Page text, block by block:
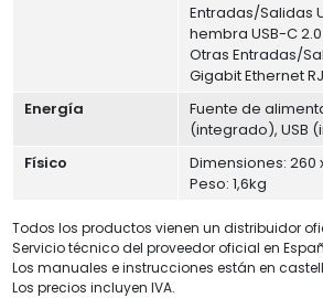
Entradas/Salidas
hembra USB-C 2.0
Otras Entradas/
Gigabit Ethernet
Energía
Fuente de
(integrado), USB
Físico
Dimensiones: 260
Peso: 1,6kg
Todos los productos vienen un distribuidor
Servicio técnico del proveedor oficial en
Los manuales e instrucciones están en
Los precios incluyen IVA.